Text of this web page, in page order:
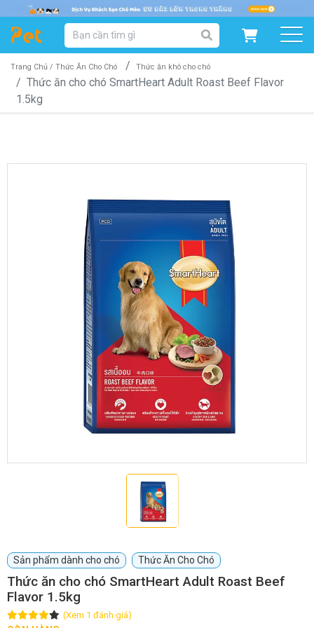
DANH MỤC SẢN PHẨM
SẢN PHẨM DÀNH CHO MÈO SẢN PHẨM DÀNH CHO CHÓ
SẨN PHẨM THEO THƯƠNG HIỆU
mèo
mèo
TIN TỨC
Trang Chủ / Thức Ăn Cho Chó Thức ăn khô cho chó
Thức ăn cho chó SmartHeart Adult Roast Beef Flavor
1.5kg
Sản phẩm dành cho chó Thức Ăn Cho Chó
Thức ăn cho chó SmartHeart Adult Roast Beef
Flavor 1.5kg
(Xem 1 đánh giá)